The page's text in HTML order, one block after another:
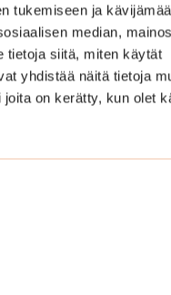
tukemiseen ja
median,
tietoja siitä, miten käytät
yhdistää näitä tietoja
on kerätty, kun olet
ja
PUR- ja
laiminlyöntejä.
niitä ei voi